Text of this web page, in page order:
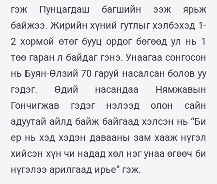
гэж Пунцагдаш багшийн ээж ярьж
байжээ. Жирийн хүний гутлыг хэлбэхэд 1-
2 хормой өтөг бууц ордог бөгөөд ул нь 1
төө гаран л байдаг гэнэ. Унаагаа сонгосон
нь Буян-Өлзий 70 гаруй насалсан болов уу
гэдэг. Өдий насандаа Нямжавын
Гончигжав гэдэг нэлээд олон сайн
адуутай айлд байж байгаад хэлсэн нь “Би
ер нь хэд хэдэн давааны зам хааж нүгэл
хийсэн хүн чи надад хөл нэг унаа өгөөч би
нүгэлээ арилгаад ирье” гэж.